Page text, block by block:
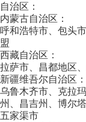
自治区：
内蒙古自治区：
呼和浩特市、包头
盟
西藏自治区：
拉萨市、昌都地区
新疆维吾尔自治区：
乌鲁木齐市、克拉
州、昌吉州、博尔
五家渠市